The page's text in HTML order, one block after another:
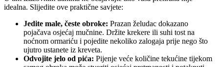
idealna. Slijedite ove praktične savjete:
Jedite male, česte obroke: Prazan želudac dokazano
pojačava osjećaj mučnine. Držite krekere ili suhi tost na
noćnom ormariću i pojedite nekoliko zalogaja prije nego što
ujutro ustanete iz kreveta.
Odvojite jelo od pića: Pijenje veće količine tekućine tijekom